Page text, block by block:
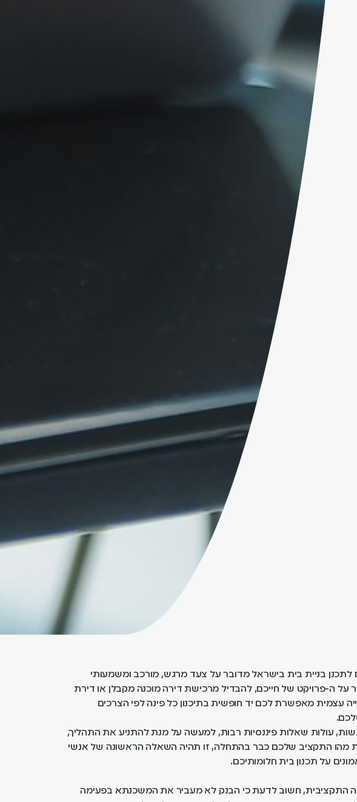
בניית בית בישראל מדובר על צעד מרגש, מורכב ומשמעותי
על ה-פרויקט של חייכם, להבדיל מרכישת דירה מוכנה מקבלן או דירת
עצמית מאפשרת לכם יד חופשית בתיכנון כל פינה לפי הצרכים
עולות שאלות פיננסיות רבות, למעשה על מנת להתניע את התהליך,
מהו התקציב שלכם כבר בהתחלה, זו תהיה השאלה הראשונה של אנשי
על תכנון בית חלומותיכם.
התקציבית, חשוב לדעת כי הבנק לא מעביר את המשכנתא בפעימה